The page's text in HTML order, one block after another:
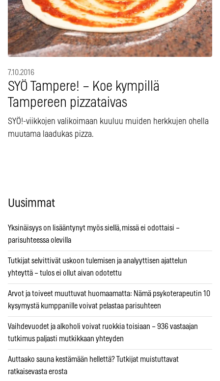
7.10.2016
SYÖ Tampere! – Koe kympillä
Tampereen pizzataivas
SYÖ!-viikkojen valikoimaan kuuluu muiden herkkujen ohella
muutama laadukas pizza.
Uusimmat
Yksinäisyys on lisääntynyt myös siellä, missä ei odottaisi –
parisuhteessa olevilla
Tutkijat selvittivät uskoon tulemisen ja analyyttisen ajattelun
yhteyttä – tulos ei ollut aivan odotettu
Arvot ja toiveet muuttuvat huomaamatta: Nämä psykoterapeutin 10
kysymystä kumppanille voivat pelastaa parisuhteen
Vaihdevuodet ja alkoholi voivat ruokkia toisiaan – 936 vastaajan
tutkimus paljasti mutkikkaan yhteyden
Auttaako sauna kestämään hellettä? Tutkijat muistuttavat
ratkaisevasta erosta